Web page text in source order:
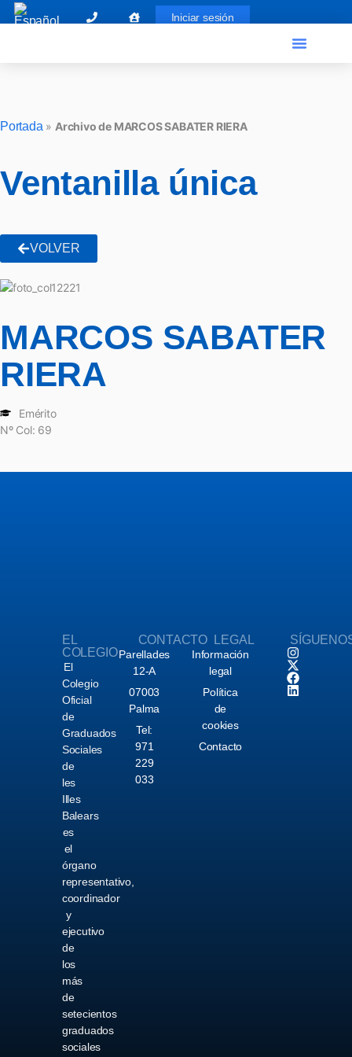
Iniciar sesión
Portada » Archivo de MARCOS SABATER RIERA
Ventanilla única
VOLVER
MARCOS SABATER
RIERA
Emérito
Nº Col: 69
EL
COLEGIO
El
Colegio
Oficial
de
Graduados
Sociales
de
les
Illes
Balears
es
el
órgano
representativo,
coordinador
y
ejecutivo
de
los
más
de
setecientos
graduados
sociales
CONTACTO
Parellades
12-A
07003
Palma
Tel:
971
229
033
LEGAL
Información
legal
Política
de
cookies
Contacto